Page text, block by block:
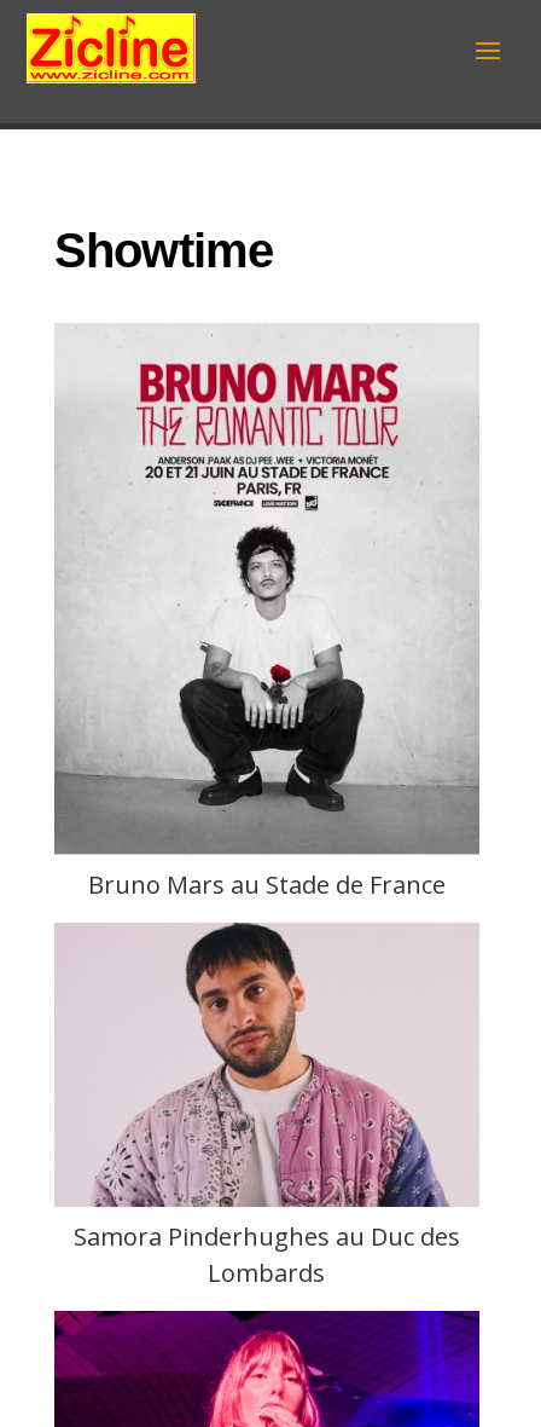
Showtime
Bruno Mars au Stade de France
Samora Pinderhughes au Duc des
Lombards